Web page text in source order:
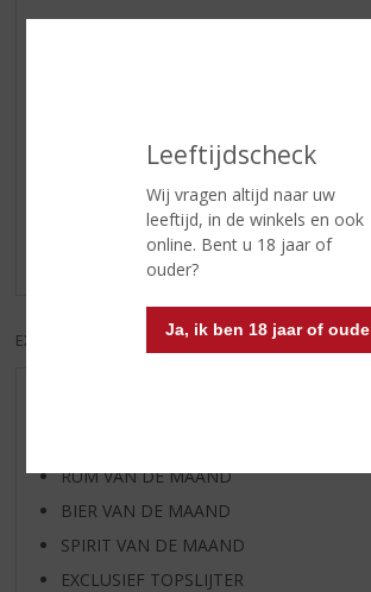
Leeftijdscheck
Wij vragen altijd naar uw
leeftijd, in de winkels en ook
online. Bent u 18 jaar of
ouder?
Ja, ik ben 18 jaar of
Reviews
Schrijf een review
Er zijn nog geen reviews geplaatst voor dit
EXCL. BTW INCL. BTW
RUM VAN DE MAAND
BIER VAN DE MAAND
SPIRIT VAN DE MAAND
EXCLUSIEF TOPSLIJTER